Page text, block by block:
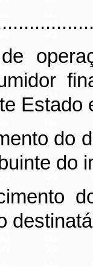
Estado
do
do